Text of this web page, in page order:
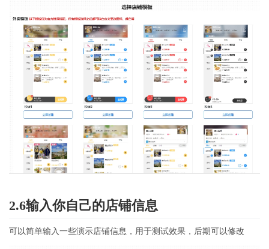
2.6输入你自己的店铺信息
可以简单输入一些演示店铺信息，用于测试效果，后期可以修改